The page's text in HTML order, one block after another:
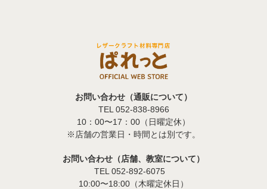
お問い合わせ（通販について）
TEL 052-838-8966
10：00〜17：00（日曜定休）
※店舗の営業日・時間とは別です。
お問い合わせ（店舗、教室について）
TEL 052-892-6075
10:00〜18:00（木曜定休日）